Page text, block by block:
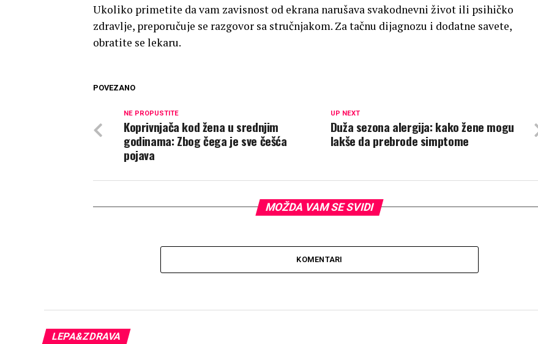
Ukoliko primetite da vam zavisnost od ekrana narušava svakodnevni život ili psihičko
zdravlje, preporučuje se razgovor sa stručnjakom. Za tačnu dijagnozu i dodatne savete,
obratite se lekaru.
POVEZANO
UP NEXT
Duža sezona alergija: kako žene mogu
lakše da prebrode simptome
NE PROPUSTITE
Koprivnjača kod žena u srednjim
godinama: Zbog čega je sve češća
pojava
MOŽDA VAM SE SVIDI
KOMENTARI
LEPA&ZDRAVA